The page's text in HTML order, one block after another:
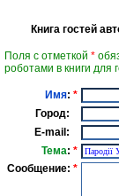
Книга гостей
Поля с отметкой *
роботами в книги для
Имя: *
Город:
E-mail:
Тема: *
Сообщение: *